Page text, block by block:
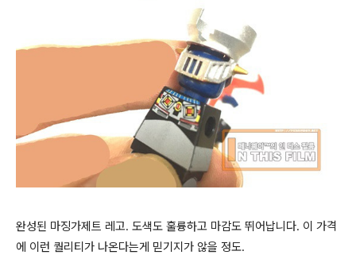
완성된 마징가제트 레고. 도색도 훌륭하고 마감도 뛰어납니다. 이 가격
에 이런 퀄리티가 나온다는게 믿기지가 않을 정도.